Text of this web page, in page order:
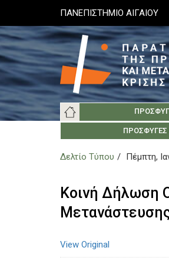
το
κυρίως
περιεχόμενο
ΠΑΝΕΠΙΣΤΗΜΙΟ ΑΙΓΑΙΟΥ
Main
navigation
ΣΧΕΤΙΚΆ
ΠΡΌΣΦΥΓΕΣ
ΚΟΙΝΩΝΊΑ ΤΗΣ ΛΈΣΒΟΥ
ΠΑΝΕΠΙΣΤΉΜΙΟ ΑΙΓΑΊΟΥ
Δελτίο Τύπου Πέμπτη,
Κοινή Δήλωση
View Original